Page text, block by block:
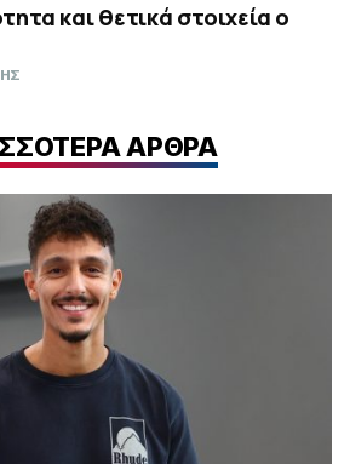
και θετικά στοιχεία ο
ΑΡΘΡΑ